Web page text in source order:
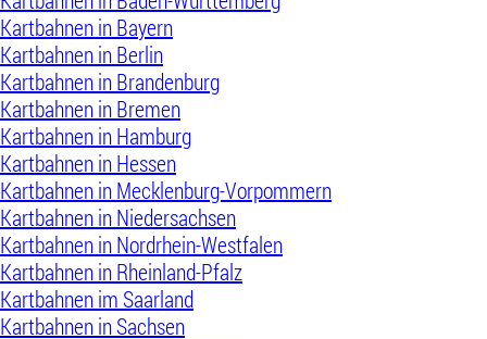
Kartbahnen in Bayern
Kartbahnen in Berlin
Kartbahnen in Brandenburg
Kartbahnen in Bremen
Kartbahnen in Hamburg
Kartbahnen in Hessen
Kartbahnen in Mecklenburg-Vorpommern
Kartbahnen in Niedersachsen
Kartbahnen in Nordrhein-Westfalen
Kartbahnen in Rheinland-Pfalz
Kartbahnen im Saarland
Kartbahnen in Sachsen